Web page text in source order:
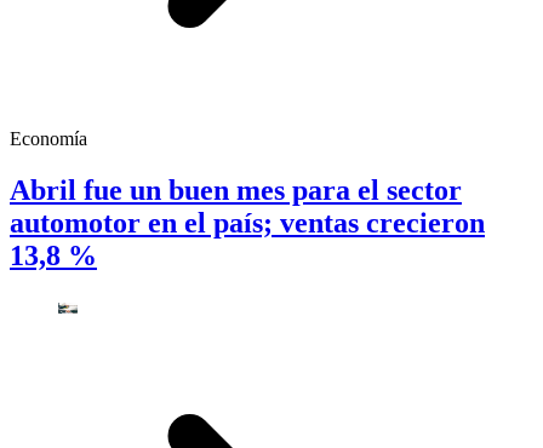
Economía
Abril fue un buen mes para el sector
automotor en el país; ventas crecieron
13,8 %